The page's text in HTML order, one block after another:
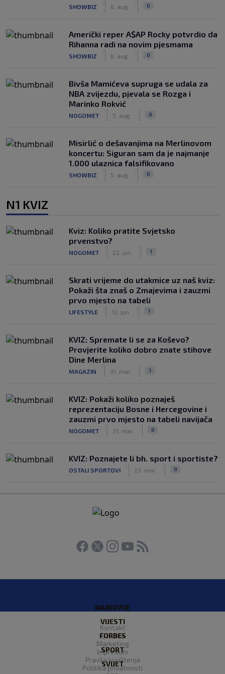
SHOWBIZ 6. aug. 0
Američki reper A$AP Rocky potvrdio da
Rihanna radi na novim pjesmama
SHOWBIZ 6. aug. 0
Bivša Mamićeva supruga se udala za
NBA zvijezdu, pjevala se Rozga i
Marinko Rokvić
NOGOMET 5. aug. 0
Misirlić o dešavanjima na Merlinovom
koncertu: Siguran sam da je najmanje
1.000 ulaznica falsifikovano
SHOWBIZ 5. aug. 0
N1 KVIZ
Kviz: Koliko pratite Svjetsko
prvenstvo?
NOGOMET 22. jun. 1
Skrati vrijeme do utakmice uz naš kviz:
Pokaži šta znaš o Zmajevima i zauzmi
prvo mjesto na tabeli
LIFESTYLE 12. jun. 1
KVIZ: Spremate li se za Koševo?
Provjerite koliko dobro znate stihove
Dine Merlina
MAGAZIN 31. mar. 1
KVIZ: Pokaži koliko poznaješ
reprezentaciju Bosne i Hercegovine i
zauzmi prvo mjesto na tabeli navijača
NOGOMET 31. mar. 0
KVIZ: Poznajete li bh. sport i sportiste?
OSTALI SPORTOVI 23. mar. 0
NAJNOVIJE
VIJESTI
FORBES
SPORT
SVIJET
Kontakt
O nama
Marketing
Impresum
Pravila korištenja
Politika privatnosti